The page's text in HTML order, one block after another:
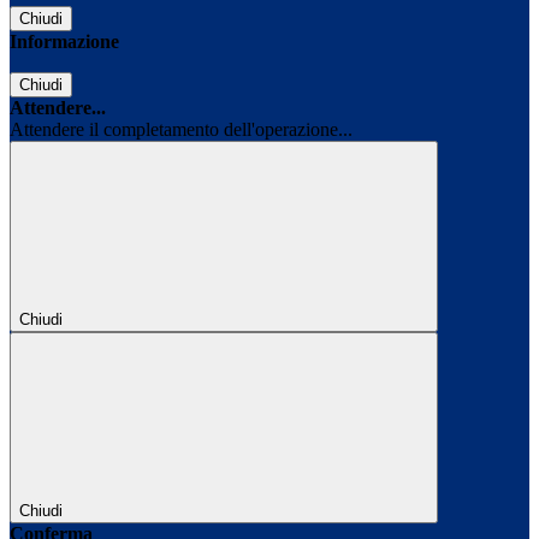
Chiudi
Informazione
Chiudi
Attendere...
Attendere il completamento dell'operazione...
Chiudi
Chiudi
Conferma